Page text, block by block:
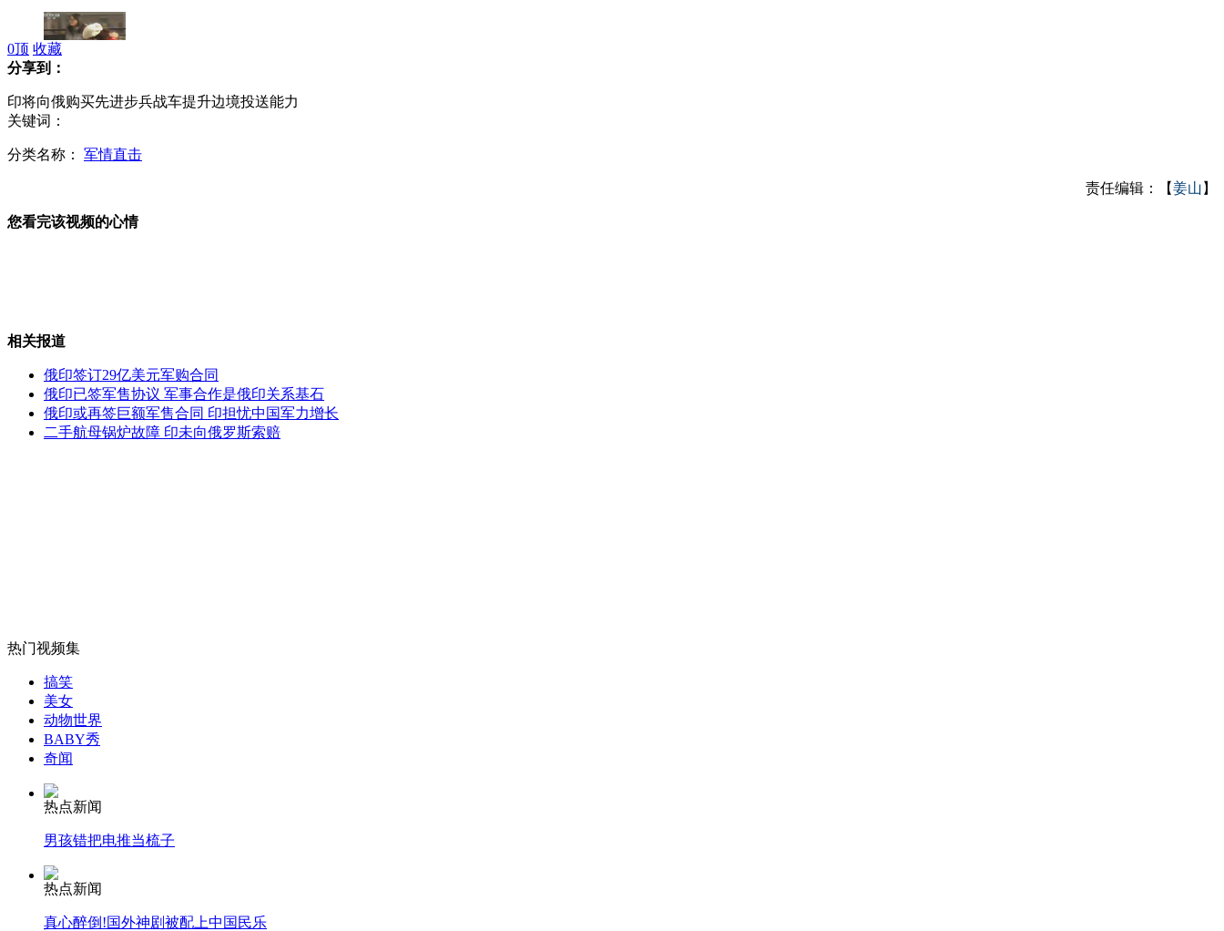
网传九成滴眼液含防腐剂
女孩北京地铁殴打老人 痛下狠手拳打脚踢
外交部：反对强权政治霸凌主义
0顶 收藏
分享到：
印将向俄购买先进步兵战车提升边境投送能力
关键词：
分类名称： 军情直击
责任编辑：【姜山 】
您看完该视频的心情
相关报道
俄印签订29亿美元军购合同
俄印已签军售协议 军事合作是俄印关系基石
俄印或再签巨额军售合同 印担忧中国军力增长
二手航母锅炉故障 印未向俄罗斯索赔
热门视频集
搞笑
美女
动物世界
BABY秀
奇闻
热点新闻
男孩错把电推当梳子
热点新闻
真心醉倒!国外神剧被配上中国民乐